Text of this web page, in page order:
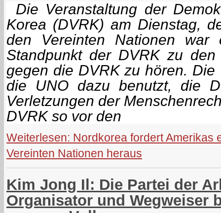
Die Veranstaltung der
Korea (DVRK) am Dienstag,
den Vereinten Nationen war
Standpunkt der DVRK zu
gegen die DVRK zu hören.
die UNO dazu benutzt, die
Verletzungen der
DVRK so vor den
Weiterlesen: Nordkorea fordert Amerikas
Vereinten Nationen heraus
Kim Jong Il: Die Partei der
Organisator und Wegweiser